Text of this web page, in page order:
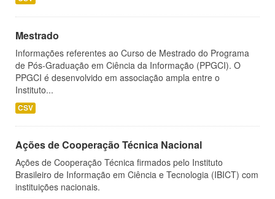
Mestrado
Informações referentes ao Curso de Mestrado do Programa
de Pós-Graduação em Ciência da Informação (PPGCI). O
PPGCI é desenvolvido em associação ampla entre o
Instituto...
CSV
Ações de Cooperação Técnica Nacional
Ações de Cooperação Técnica firmados pelo Instituto
Brasileiro de Informação em Ciência e Tecnologia (IBICT) com
instituições nacionais.